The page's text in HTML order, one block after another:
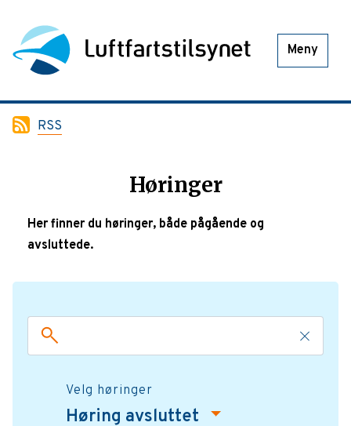
Meny
RSS
Høringer
Her finner du høringer, både pågående og
avsluttede.
Velg høringer
Høring avsluttet